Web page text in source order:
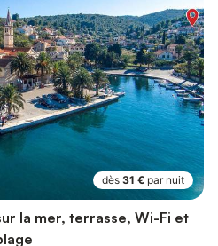
dès 31 € par nuit
la mer, terrasse, Wi-Fi et